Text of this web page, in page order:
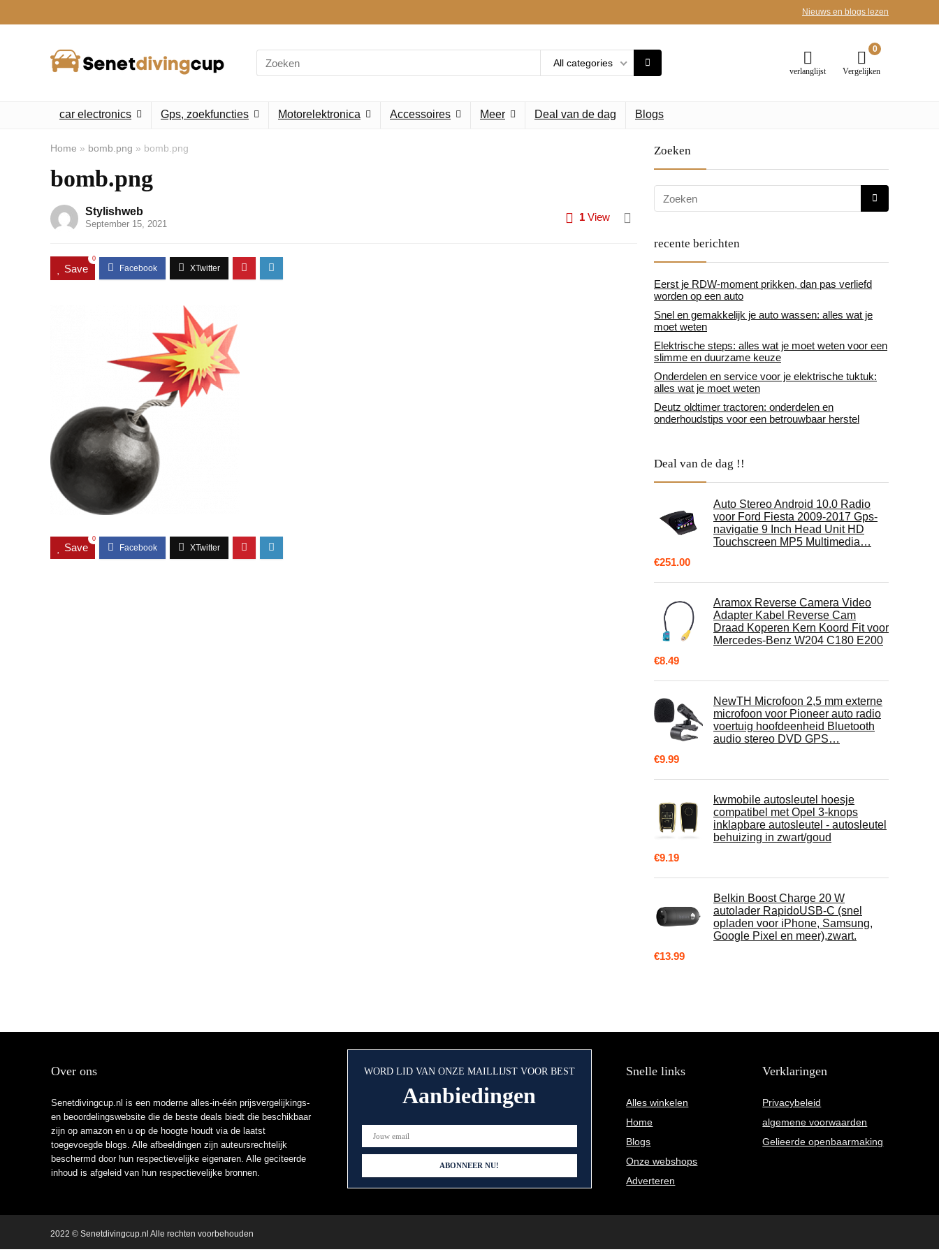
Nieuws en blogs lezen
Search
for:
All categories
verlanglijst
0
Vergelijken
car electronics Gps, zoekfuncties Motorelektronica Accessoires Meer Deal van de dag Blogs
Home » bomb.png » bomb.png
bomb.png
Stylishweb
September 15, 2021
1 View
Save
0
Save
0
Zoeken
recente berichten
Eerst je RDW-moment prikken, dan pas verliefd
worden op een auto
Snel en gemakkelijk je auto wassen: alles wat je
moet weten
Elektrische steps: alles wat je moet weten voor een
slimme en duurzame keuze
Onderdelen en service voor je elektrische tuktuk:
alles wat je moet weten
Deutz oldtimer tractoren: onderdelen en
onderhoudstips voor een betrouwbaar herstel
Deal van de dag !!
Auto Stereo Android 10.0 Radio
voor Ford Fiesta 2009-2017 Gps-
navigatie 9 Inch Head Unit HD
Touchscreen MP5 Multimedia…
€251.00
Aramox Reverse Camera Video
Adapter Kabel Reverse Cam
Draad Koperen Kern Koord Fit voor
Mercedes-Benz W204 C180 E200
€8.49
NewTH Microfoon 2,5 mm externe
microfoon voor Pioneer auto radio
voertuig hoofdeenheid Bluetooth
audio stereo DVD GPS…
€9.99
kwmobile autosleutel hoesje
compatibel met Opel 3-knops
inklapbare autosleutel - autosleutel
behuizing in zwart/goud
€9.19
Belkin Boost Charge 20 W
autolader RapidoUSB-C (snel
opladen voor iPhone, Samsung,
Google Pixel en meer),zwart.
€13.99
Over ons
Senetdivingcup.nl is een moderne alles-in-één prijsvergelijkings-
en beoordelingswebsite die de beste deals biedt die beschikbaar
zijn op amazon en u op de hoogte houdt via de laatst
toegevoegde blogs. Alle afbeeldingen zijn auteursrechtelijk
beschermd door hun respectievelijke eigenaren. Alle geciteerde
inhoud is afgeleid van hun respectievelijke bronnen.
WORD LID VAN ONZE MAILLIJST VOOR BEST
Aanbiedingen
Snelle links
Alles winkelen
Home
Blogs
Onze webshops
Adverteren
Verklaringen
Privacybeleid
algemene voorwaarden
Gelieerde openbaarmaking
2022 © Senetdivingcup.nl Alle rechten voorbehouden